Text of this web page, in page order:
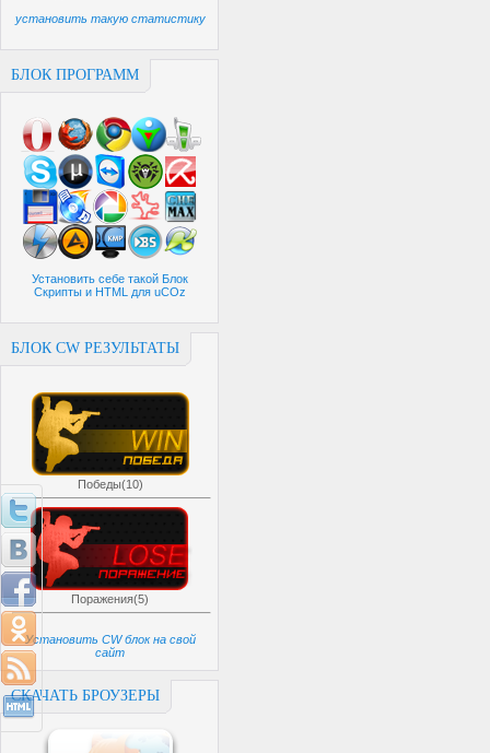
установить такую статистику
БЛОК ПРОГРАММ
Установить себе такой Блок
Скрипты и HTML для uCOz
БЛОК CW РЕЗУЛЬТАТЫ
Победы(10)
Поражения(5)
Установить CW блок на свой
сайт
СКАЧАТЬ БРОУЗЕРЫ